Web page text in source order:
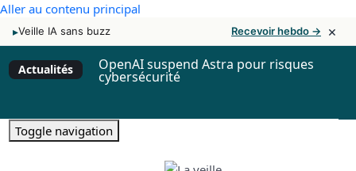
Aller au contenu principal
▸Veille IA sans buzz Recevoir hebdo → ×
Actualités OpenAI suspend Astra pour risques
cybersécurité
Toggle navigation